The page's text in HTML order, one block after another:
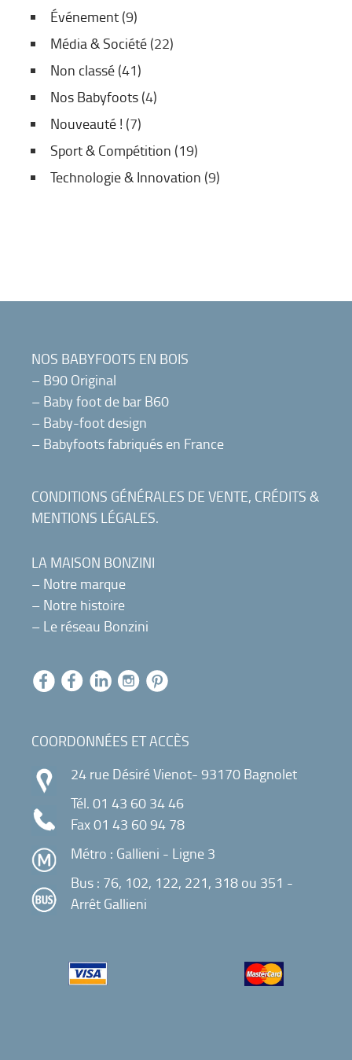
Événement (9)
Média & Société (22)
Non classé (41)
Nos Babyfoots (4)
Nouveauté ! (7)
Sport & Compétition (19)
Technologie & Innovation (9)
NOS BABYFOOTS EN BOIS
– B90 Original
– Baby foot de bar B60
– Baby-foot design
– Babyfoots fabriqués en France
CONDITIONS GÉNÉRALES DE VENTE, CRÉDITS &
MENTIONS LÉGALES.
LA MAISON BONZINI
– Notre marque
– Notre histoire
– Le réseau Bonzini
COORDONNÉES ET ACCÈS
24 rue Désiré Vienot- 93170 Bagnolet
Tél. 01 43 60 34 46
Fax 01 43 60 94 78
Métro : Gallieni - Ligne 3
Bus : 76, 102, 122, 221, 318 ou 351 -
Arrêt Gallieni